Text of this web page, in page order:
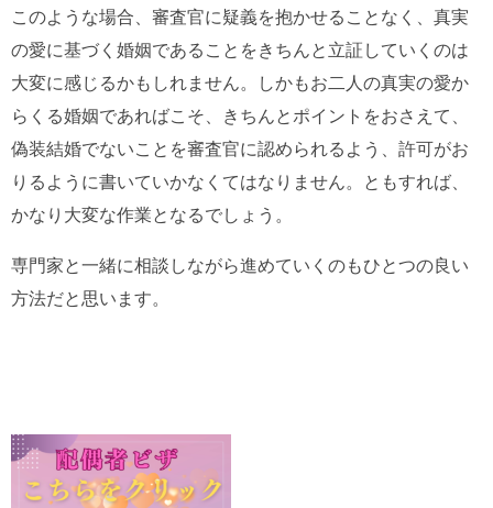
このような場合、審査官に疑義を抱かせることなく、真実
の愛に基づく婚姻であることをきちんと立証していくのは
大変に感じるかもしれません。しかもお二人の真実の愛か
らくる婚姻であればこそ、きちんとポイントをおさえて、
偽装結婚でないことを審査官に認められるよう、許可がお
りるように書いていかなくてはなりません。ともすれば、
かなり大変な作業となるでしょう。
専門家と一緒に相談しながら進めていくのもひとつの良い
方法だと思います。